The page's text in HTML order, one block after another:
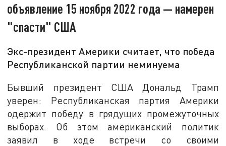
объявление 15 ноября 2022 года — намерен
"спасти" США
Экс-президент Америки считает, что победа
Республиканской партии неминуема
Бывший президент США Дональд Трамп
уверен: Республиканская партия Америки
одержит победу в грядущих промежуточных
выборах. Об этом американский политик
заявил в ходе встречи со своими